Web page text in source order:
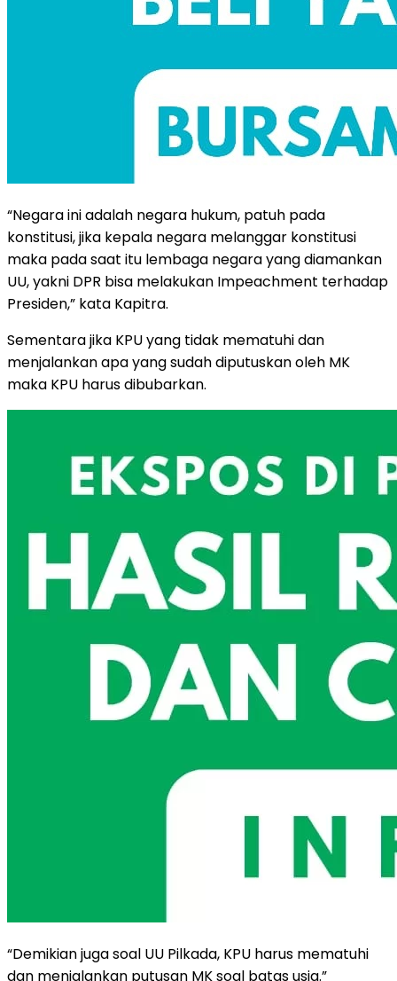
“Negara ini adalah negara hukum, patuh pada
konstitusi, jika kepala negara melanggar konstitusi
maka pada saat itu lembaga negara yang diamankan
UU, yakni DPR bisa melakukan Impeachment terhadap
Presiden,” kata Kapitra.
Sementara jika KPU yang tidak mematuhi dan
menjalankan apa yang sudah diputuskan oleh MK
maka KPU harus dibubarkan.
“Demikian juga soal UU Pilkada, KPU harus mematuhi
dan menjalankan putusan MK soal batas usia.”